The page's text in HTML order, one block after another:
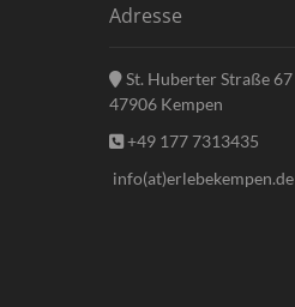
Adresse
St. Huberter Straße 67
47906 Kempen
+49 177 7313435
info(at)erlebekempen.de